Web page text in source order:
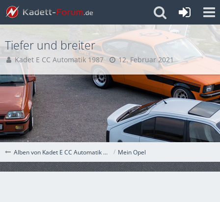
Alben von Kadet E CC Automatik 1987 Mein Opel
Tiefer und breiter
Kadet E CC Automatik 1987 12. Februar 2021